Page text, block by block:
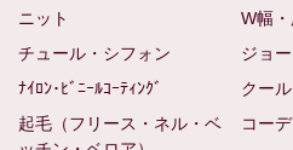
ニット
W幅
チュール・シフォン
ジョ
ﾅｲﾛﾝ･ﾋﾞﾆｰﾙｺｰﾃｨﾝｸﾞ
クー
起毛（フリース・ネル・ベ
コー